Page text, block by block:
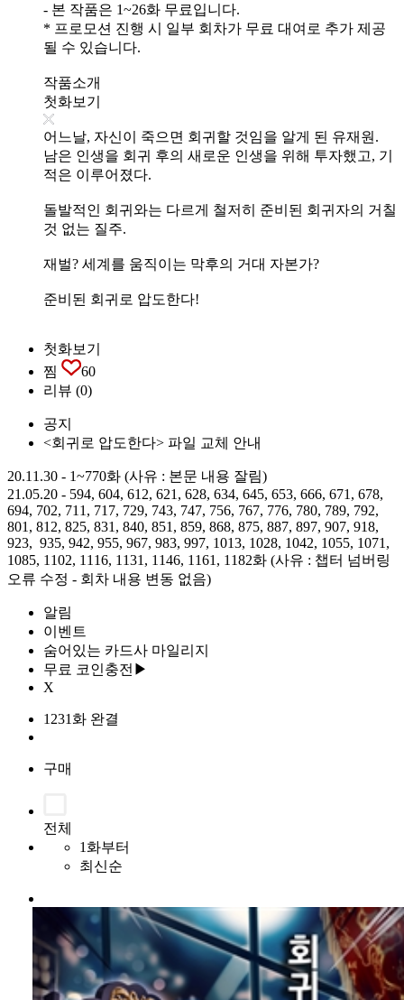
- 본 작품은 1~26화 무료입니다.
* 프로모션 진행 시 일부 회차가 무료 대여로 추가 제공
될 수 있습니다.
작품소개
첫화보기
어느날, 자신이 죽으면 회귀할 것임을 알게 된 유재원.
남은 인생을 회귀 후의 새로운 인생을 위해 투자했고, 기
적은 이루어졌다.
돌발적인 회귀와는 다르게 철저히 준비된 회귀자의 거칠
것 없는 질주.
재벌? 세계를 움직이는 막후의 거대 자본가?
준비된 회귀로 압도한다!
첫화보기
찜
60
리뷰 (0)
공지
<회귀로 압도한다> 파일 교체 안내
20.11.30 - 1~770화 (사유 : 본문 내용 잘림)
21.05.20 - 594, 604, 612, 621, 628, 634, 645, 653, 666, 671, 678,
694, 702, 711, 717, 729, 743, 747, 756, 767, 776, 780, 789, 792,
801, 812, 825, 831, 840, 851, 859, 868, 875, 887, 897, 907, 918,
923, 935, 942, 955, 967, 983, 997, 1013, 1028, 1042, 1055, 1071,
1085, 1102, 1116, 1131, 1146, 1161, 1182화 (사유 : 챕터 넘버링
오류 수정 - 회차 내용 변동 없음)
알림
이벤트
숨어있는 카드사 마일리지
무료 코인충전▶
X
1231화 완결
구매
전체
1화부터
최신순